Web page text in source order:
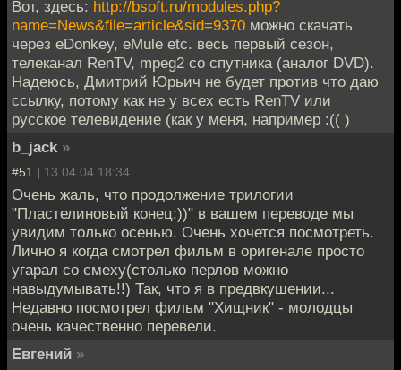
Вот, здесь: http://bsoft.ru/modules.php?
name=News&file=article&sid=9370 можно скачать
через eDonkey, eMule etc. весь первый сезон,
телеканал RenTV, mpeg2 со спутника (аналог DVD).
Надеюсь, Дмитрий Юрьич не будет против что даю
ссылку, потому как не у всех есть RenTV или
русское телевидение (как у меня, например :(( )
b_jack »
#51 | 13.04.04 18:34
Очень жаль, что продолжение трилогии
"Пластелиновый конец:))" в вашем переводе мы
увидим только осенью. Очень хочется посмотреть.
Лично я когда смотрел фильм в оригенале просто
угарал со смеху(столько перлов можно
навыдумывать!!) Так, что я в предвкушении...
Недавно посмотрел фильм "Хищник" - молодцы
очень качественно перевели.
Евгений »